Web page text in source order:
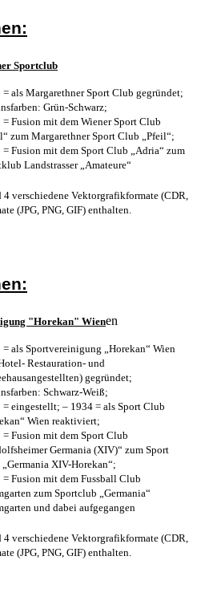
Sportclub
= als Margarethner Sport Club gegründet;
Grün-Schwarz;
= Fusion mit dem Wiener Sport Club
zum Margarethner Sport Club „Pfeil“;
= Fusion mit dem Sport Club „Adria“ zum
Landstrasser „Amateure“
verschiedene Vektorgrafikformate (CDR,
(JPG, PNG, GIF) enthalten.
"Horekan" Wienen
= als Sportvereinigung „Horekan“ Wien
Restauration- und
gegründet;
Schwarz-Weiß;
= eingestellt; – 1934 = als Sport Club
Wien reaktiviert;
= Fusion mit dem Sport Club
Germania (XIV)“ zum Sport
XIV-Horekan“;
= Fusion mit dem Fussball Club
zum Sportclub „Germania“
und dabei aufgegangen
verschiedene Vektorgrafikformate (CDR,
(JPG, PNG, GIF) enthalten.